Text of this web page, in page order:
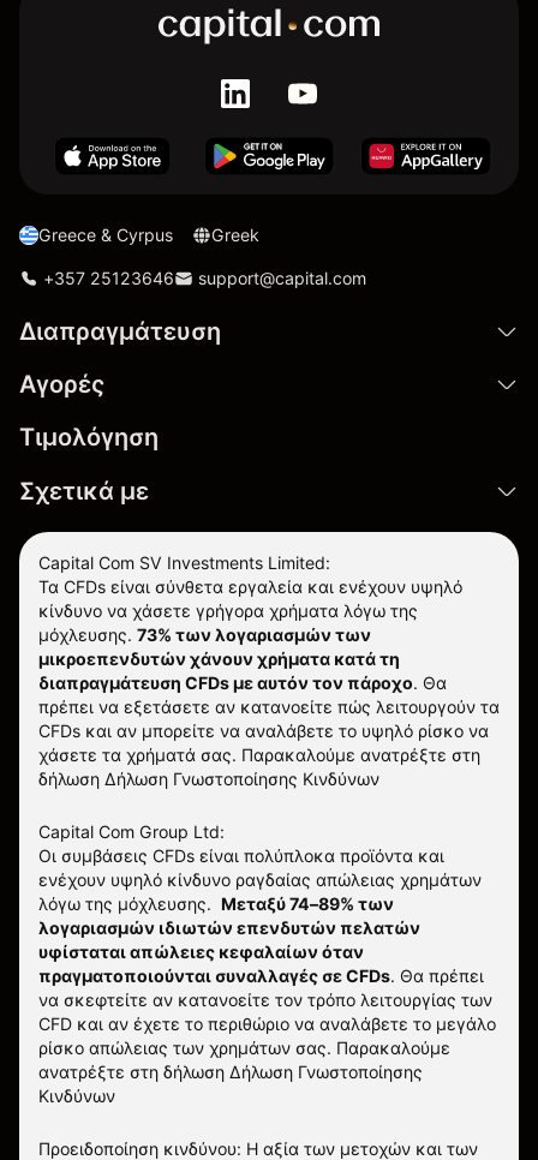
Greece & Cyrpus Greek
+357 25123646 support@capital.com
Διαπραγμάτευση
Αγορές
Τιμολόγηση
Σχετικά με
Capital Com SV Investments Limited:
Τα CFDs είναι σύνθετα εργαλεία και ενέχουν υψηλό
κίνδυνο να χάσετε γρήγορα χρήματα λόγω της
μόχλευσης. 73% των λογαριασμών των
μικροεπενδυτών χάνουν χρήματα κατά τη
διαπραγμάτευση CFDs με αυτόν τον πάροχο. Θα
πρέπει να εξετάσετε αν κατανοείτε πώς λειτουργούν τα
CFDs και αν μπορείτε να αναλάβετε το υψηλό ρίσκο να
χάσετε τα χρήματά σας. Παρακαλούμε ανατρέξτε στη
δήλωση Δήλωση Γνωστοποίησης Κινδύνων
Capital Com Group Ltd:
Οι συμβάσεις CFDs είναι πολύπλοκα προϊόντα και
ενέχουν υψηλό κίνδυνο ραγδαίας απώλειας χρημάτων
λόγω της μόχλευσης. Μεταξύ 74–89% των
λογαριασμών ιδιωτών επενδυτών πελατών
υφίσταται απώλειες κεφαλαίων όταν
πραγματοποιούνται συναλλαγές σε CFDs. Θα πρέπει
να σκεφτείτε αν κατανοείτε τον τρόπο λειτουργίας των
CFD και αν έχετε το περιθώριο να αναλάβετε το μεγάλο
ρίσκο απώλειας των χρημάτων σας. Παρακαλούμε
ανατρέξτε στη δήλωση Δήλωση Γνωστοποίησης
Κινδύνων
Προειδοποίηση κινδύνου: Η αξία των μετοχών και των